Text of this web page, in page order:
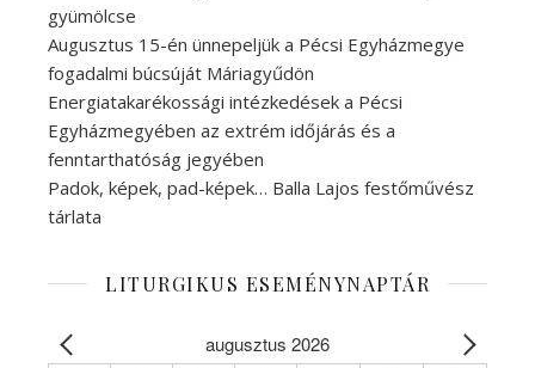
gyümölcse
Augusztus 15-én ünnepeljük a Pécsi Egyházmegye
fogadalmi búcsúját Máriagyűdön
Energiatakarékossági intézkedések a Pécsi
Egyházmegyében az extrém időjárás és a
fenntarthatóság jegyében
Padok, képek, pad-képek… Balla Lajos festőművész
tárlata
LITURGIKUS ESEMÉNYNAPTÁR
augusztus 2026